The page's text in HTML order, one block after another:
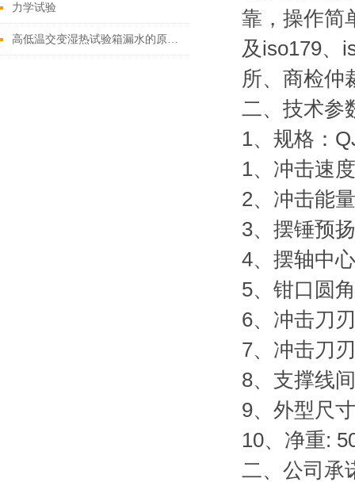
力学试验
高低温交变湿热试验箱漏水的原因是什么
靠，操作简
及iso179、
所、商检仲
二、 技术参
1、规格：
1、冲击速
2、冲击能
3、摆锤预
4、摆轴中
5、钳口圆
6、冲击刀
7、冲击刀
8、支撑线
9、外型尺
10、净重:
二、 公司承